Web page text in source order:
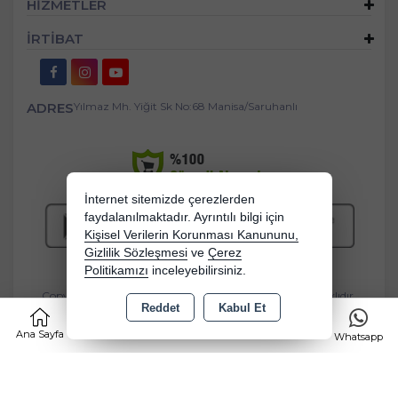
Ana Sayfa Whatsapp
HİZMETLER
İRTİBAT
ADRESYılmaz Mh. Yiğit Sk No:68 Manisa/Saruhanlı
Copyright 2026 bebekbeziburada.com - Tüm hakları saklıdır.
Kredi kartı bilgileriniz 256bit SSL sertifikası ile korunmaktadır.
İnternet sitemizde çerezlerden
faydalanılmaktadır. Ayrıntılı bilgi için
Kişisel Verilerin Korunması Kanununu,
Gizlilik Sözleşmesi ve Çerez
Politikamızı inceleyebilirsiniz.
Reddet Kabul Et